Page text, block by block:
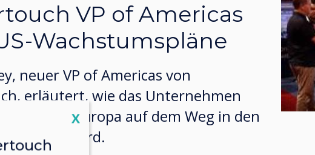
VP of Americas
Wachstumspläne
neuer VP of Americas von
erläutert, wie das Unternehmen
Erfolg in Europa auf dem Weg in den
aufbauen wird.
Close
X